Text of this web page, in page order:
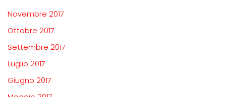
Novembre 2017
Ottobre 2017
Settembre 2017
Luglio 2017
Giugno 2017